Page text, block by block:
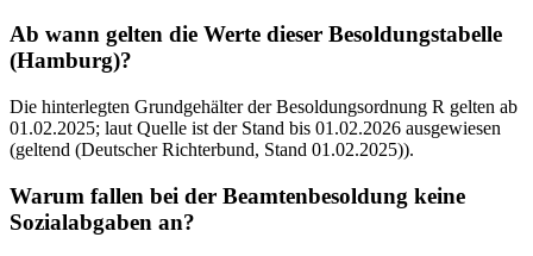
Ab wann gelten die Werte dieser Besoldungstabelle
(Hamburg)?
Die hinterlegten Grundgehälter der Besoldungsordnung R gelten ab
01.02.2025; laut Quelle ist der Stand bis 01.02.2026 ausgewiesen
(geltend (Deutscher Richterbund, Stand 01.02.2025)).
Warum fallen bei der Beamtenbesoldung keine
Sozialabgaben an?